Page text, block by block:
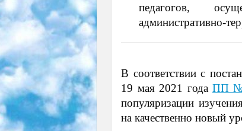
педагогов,
административно-
В соответствии с
19 мая 2021 года ПП
популяризации
на качественно новый